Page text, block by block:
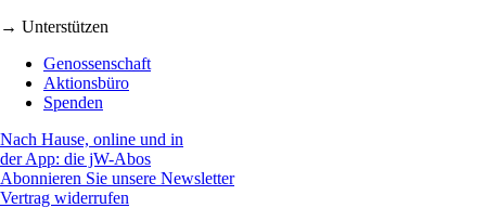
→ Unterstützen
Genossenschaft
Aktionsbüro
Spenden
Nach Hause, online und in
der App: die jW-Abos
Abonnieren Sie unsere Newsletter
Vertrag widerrufen